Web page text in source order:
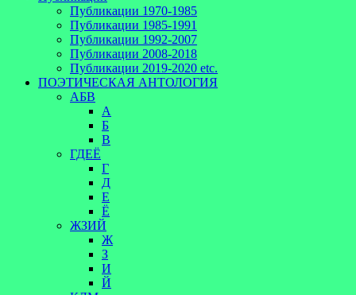
Публикации 1970-1985
Публикации 1985-1991
Публикации 1992-2007
Публикации 2008-2018
Публикации 2019-2020 etc.
ПОЭТИЧЕСКАЯ АНТОЛОГИЯ
АБВ
А
Б
В
ГДЕЁ
Г
Д
Е
Ё
ЖЗИЙ
Ж
З
И
Й